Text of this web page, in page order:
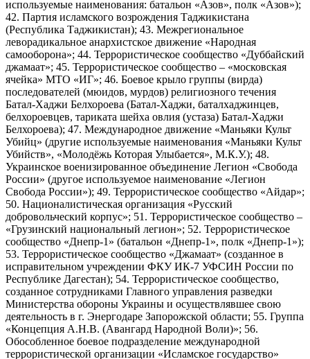
используемые наименования: батальон «Азов», полк «Азов»);
42. Партия исламского возрождения Таджикистана
(Республика Таджикистан); 43. Межрегиональное
леворадикальное анархистское движение «Народная
самооборона»; 44. Террористическое сообщество «Дуббайский
джамаат»; 45. Террористическое сообщество – «московская
ячейка» МТО «ИГ»; 46. Боевое крыло группы (вирда)
последователей (мюидов, мурдов) религиозного течения
Батал-Хаджи Белхороева (Батал-Хаджи, баталхаджинцев,
белхороевцев, тариката шейха овлия (устаза) Батал-Хаджи
Белхороева); 47. Международное движение «Маньяки Культ
Убийц» (другие используемые наименования «Маньяки Культ
Убийств», «Молодёжь Которая Улыбается», М.К.У.); 48.
Украинское военизированное объединение Легион «Свобода
России» (другое используемое наименование «Легион
Свобода России»); 49. Террористическое сообщество «Айдар»;
50. Националистическая организация «Русский
добровольческий корпус»; 51. Террористическое сообщество –
«Грузинский национальный легион»; 52. Террористическое
сообщество «Днепр-1» (батальон «Днепр-1», полк «Днепр-1»);
53. Террористическое сообщество «Джамаат» (созданное в
исправительном учреждении ФКУ ИК-7 УФСИН России по
Республике Дагестан); 54. Террористическое сообщество,
созданное сотрудниками Главного управления разведки
Министерства обороны Украины и осуществлявшее свою
деятельность в г. Энергодаре Запорожской области; 55. Группа
«Концепция А.Н.В. (Авангард Народной Воли)»; 56.
Обособленное боевое подразделение международной
террористической организации «Исламское государство»